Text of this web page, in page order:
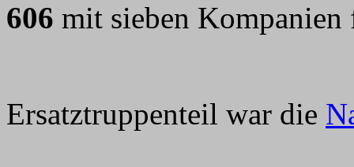
606 mit sieben
Ersatztruppenteil war die